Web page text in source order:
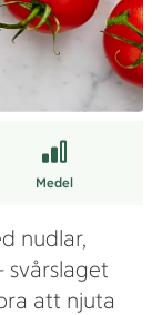
Medel
nudlar,
svårslaget
att njuta